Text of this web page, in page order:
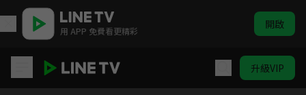
用 APP 免費看更精彩 開啟
升級VIP